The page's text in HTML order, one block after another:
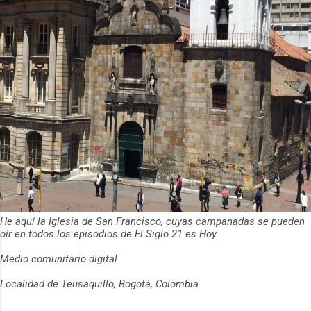
He aquí la Iglesia de San Francisco, cuyas campanadas se pueden
oír en todos los episodios de El Siglo 21 es Hoy
Medio comunitario digital
Localidad de Teusaquillo, Bogotá, Colombia.